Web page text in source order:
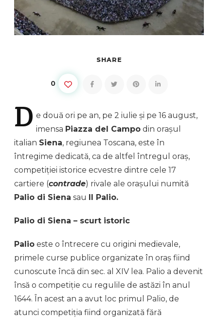
SHARE
0
D e două ori pe an, pe 2 iulie și pe 16 august,
imensa Piazza del Campo din orașul
italian Siena, regiunea Toscana, este în
întregime dedicată, ca de altfel întregul oraș,
competiției istorice ecvestre dintre cele 17
cartiere (contrade) rivale ale orașului numită
Palio di Siena sau Il Palio.
Palio di Siena – scurt istoric
Palio este o întrecere cu origini medievale,
primele curse publice organizate în oraș fiind
cunoscute încă din sec. al XIV lea. Palio a devenit
însă o competiție cu regulile de astăzi în anul
1644. În acest an a avut loc primul Palio, de
atunci competiția fiind organizată fără